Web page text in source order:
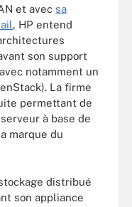
et avec sa
, HP entend
son support
notamment un
La firme
permettant de
à base de
marque du
distribué
son appliance